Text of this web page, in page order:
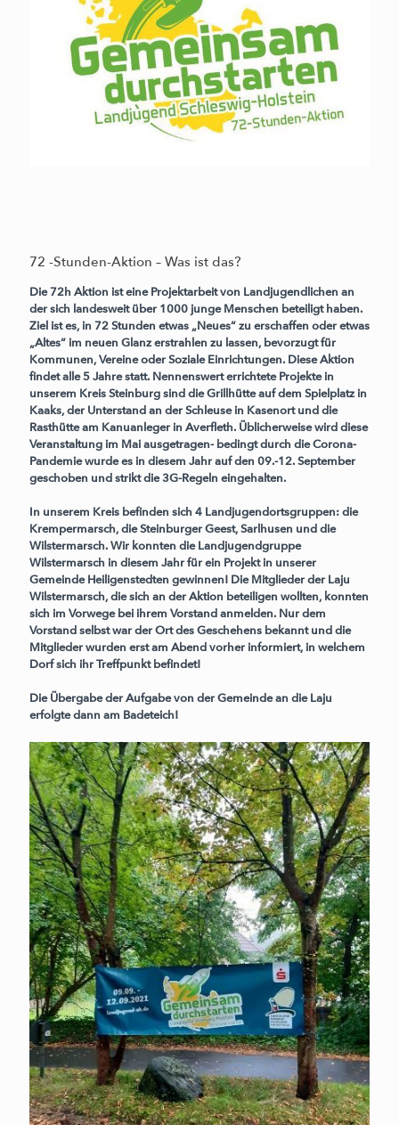
72 -Stunden-Aktion – Was ist das?
Die 72h Aktion ist eine Projektarbeit von Landjugendlichen an
der sich landesweit über 1000 junge Menschen beteiligt haben.
Ziel ist es, in 72 Stunden etwas „Neues“ zu erschaffen oder etwas
„Altes“ im neuen Glanz erstrahlen zu lassen, bevorzugt für
Kommunen, Vereine oder Soziale Einrichtungen. Diese Aktion
findet alle 5 Jahre statt. Nennenswert errichtete Projekte in
unserem Kreis Steinburg sind die Grillhütte auf dem Spielplatz in
Kaaks, der Unterstand an der Schleuse in Kasenort und die
Rasthütte am Kanuanleger in Averfleth. Üblicherweise wird diese
Veranstaltung im Mai ausgetragen- bedingt durch die Corona-
Pandemie wurde es in diesem Jahr auf den 09.-12. September
geschoben und strikt die 3G-Regeln eingehalten.
In unserem Kreis befinden sich 4 Landjugendortsgruppen: die
Krempermarsch, die Steinburger Geest, Sarlhusen und die
Wilstermarsch. Wir konnten die Landjugendgruppe
Wilstermarsch in diesem Jahr für ein Projekt in unserer
Gemeinde Heiligenstedten gewinnen! Die Mitglieder der Laju
Wilstermarsch, die sich an der Aktion beteiligen wollten, konnten
sich im Vorwege bei ihrem Vorstand anmelden. Nur dem
Vorstand selbst war der Ort des Geschehens bekannt und die
Mitglieder wurden erst am Abend vorher informiert, in welchem
Dorf sich ihr Treffpunkt befindet!
Die Übergabe der Aufgabe von der Gemeinde an die Laju
erfolgte dann am Badeteich!